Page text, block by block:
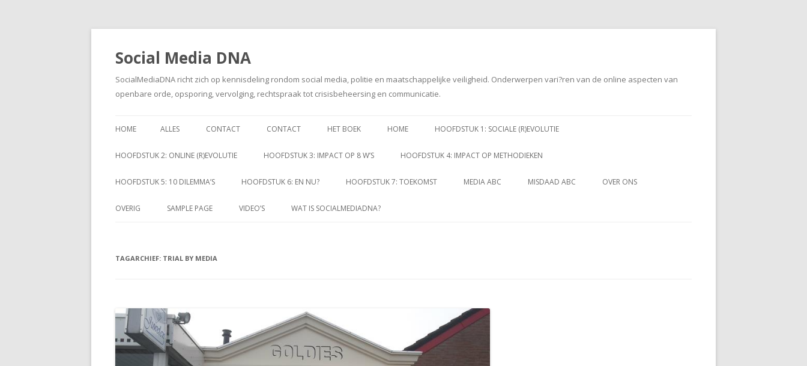
Social Media DNA
SocialMediaDNA richt zich op kennisdeling rondom social media, politie en maatschappelijke veiligheid. Onderwerpen vari?ren van de online aspecten van
openbare orde, opsporing, vervolging, rechtspraak tot crisisbeheersing en communicatie.
naar
HOME ALLES CONTACT CONTACT HET BOEK HOME HOOFDSTUK 1: SOCIALE (R)EVOLUTIE
HOOFDSTUK 2: ONLINE (R)EVOLUTIE HOOFDSTUK 3: IMPACT OP 8 W’S HOOFDSTUK 4: IMPACT OP METHODIEKEN
HOOFDSTUK 5: 10 DILEMMA’S HOOFDSTUK 6: EN NU? HOOFDSTUK 7: TOEKOMST MEDIA ABC MISDAAD ABC OVER ONS
OVERIG SAMPLE PAGE VIDEO’S WAT IS SOCIALMEDIADNA?
TAGARCHIEF: TRIAL BY MEDIA